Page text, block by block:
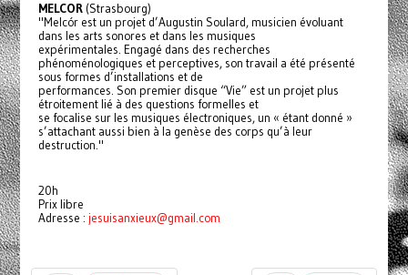
MELCOR(Strasbourg)
"Melcór est un projet d’Augustin Soulard, musicien évoluant
dans les arts sonores et dans les musiques
expérimentales. Engagé dans des recherches
phénoménologiques et perceptives, son travail a été présenté
sous formes d’installations et de
performances. Son premier disque “Vie” est un projet plus
étroitement lié à des questions formelles et
se focalise sur les musiques électroniques, un « étant donné »
s’attachant aussi bien à la genèse des corps qu’à leur
destruction."
20h
Prix libre
Adresse : jesuisanxieux@gmail.com